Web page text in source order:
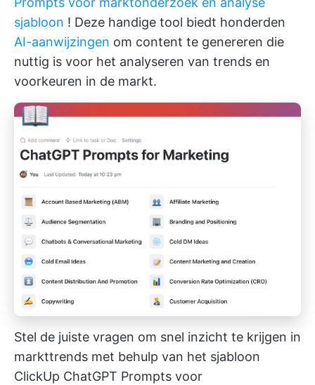
sjabloon ! Deze handige tool biedt honderden
AI-aanwijzingen om content te genereren die
nuttig is voor het analyseren van trends en
voorkeuren in de markt.
Stel de juiste vragen om snel inzicht te krijgen in
markttrends met behulp van het sjabloon
ClickUp ChatGPT Prompts voor